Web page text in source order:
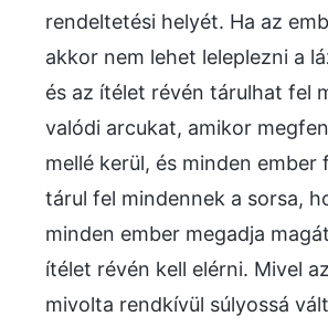
rendeltetési helyét. Ha az
akkor nem lehet leleplezni a
és az ítélet révén tárulhat fel
valódi arcukat, amikor
mellé kerül, és minden
tárul fel mindennek a sorsa,
minden ember megadja
ítélet révén kell elérni. Mivel
mivolta rendkívül súlyossá